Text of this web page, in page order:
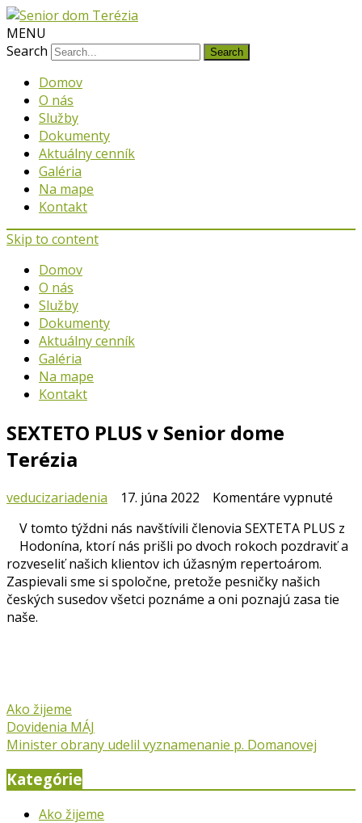
MENU
Search
Domov
O nás
Služby
Dokumenty
Aktuálny cenník
Galéria
Na mape
Kontakt
Skip to content
Domov
O nás
Služby
Dokumenty
Aktuálny cenník
Galéria
Na mape
Kontakt
SEXTETO PLUS v Senior dome
Terézia
veducizariadenia 17. júna 2022 Komentáre vypnuté
v
V tomto týždni nás navštívili členovia SEXTETA PLUS z
Hodonína, ktorí nás prišli po dvoch rokoch pozdraviť a
rozveseliť našich klientov ich úžasným repertoárom.
Zaspievali sme si spoločne, pretože pesničky našich
českých susedov všetci poznáme a oni poznajú zasa tie
naše.
Ako žijeme
Navigácia
v
článku
Dovidenia MÁJ
Minister obrany udelil vyznamenanie p. Domanovej
Kategórie
Ako žijeme